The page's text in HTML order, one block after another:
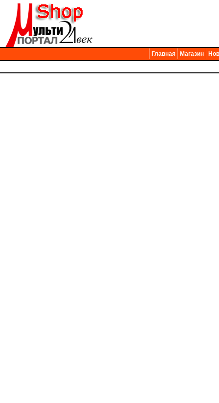
Главная Магазин